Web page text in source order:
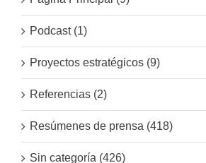
Podcast (1)
Proyectos estratégicos (9)
Referencias (2)
Resúmenes de prensa (418)
Sin categoría (426)